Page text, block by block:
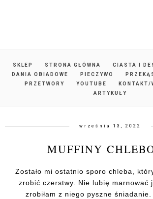
SKLEP STRONA GŁÓWNA CIASTA I
DANIA OBIADOWE
PIECZYWO
PRZETWORY
YOUTUBE
KONTAKT/
ARTYKUŁY
września 13, 2022
MUFFINY
Zostało mi ostatnio sporo chleba,
zrobić czerstwy. Nie lubię marnować
zrobiłam z niego pyszne